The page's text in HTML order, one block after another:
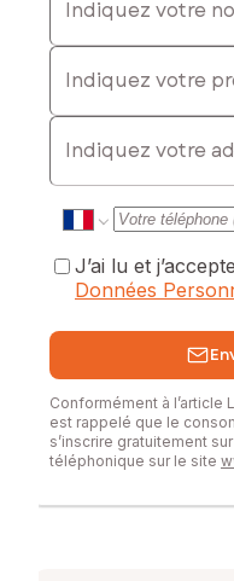
Indiquez votre
E-mail
J’ai lu et
Données
Conformément à l’article
est rappelé que le
s’inscrire gratuitement
téléphonique sur le site